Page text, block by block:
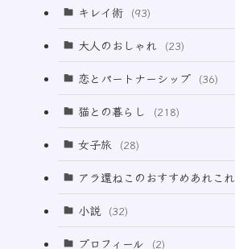
(18)
キレイ術 (93)
(32)
(49)
大人のおしゃれ (23)
(21)
(2)
恋とパートナーシップ (36)
(33)
(3)
猫との暮らし (218)
(21)
(49)
女子旅 (28)
アラ還ねこのおすすめあれこれ
小説 (32)
プロフィール (2)